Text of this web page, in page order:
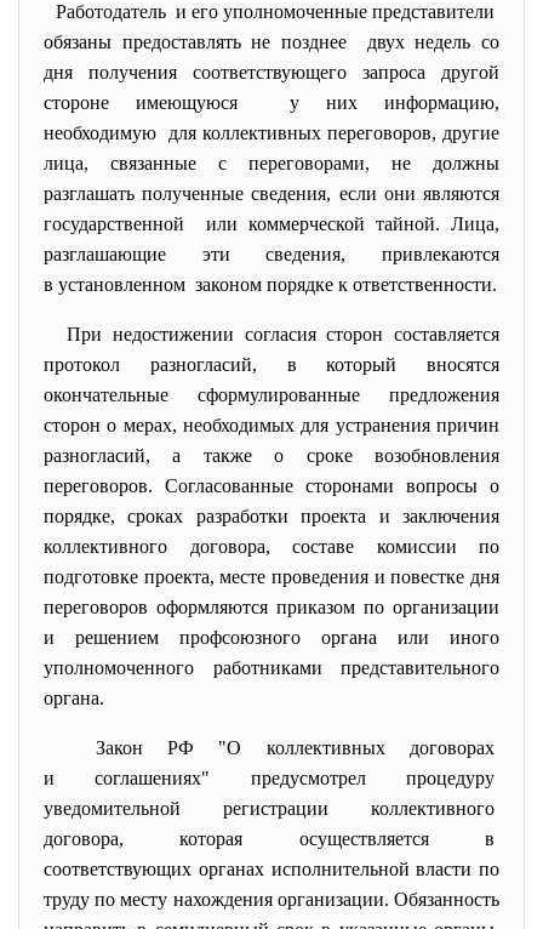
Работодатель и его уполномоченные представители
обязаны предоставлять не позднее двух недель со
дня получения соответствующего запроса другой
стороне имеющуюся у них информацию,
необходимую для коллективных переговоров, другие
лица, связанные с переговорами, не должны
разглашать полученные сведения, если они являются
государственной или коммерческой тайной. Лица,
разглашающие эти сведения, привлекаются
в установленном законом порядке к ответственности.
При недостижении согласия сторон составляется
протокол разногласий, в который вносятся
окончательные сформулированные предложения
сторон о мерах, необходимых для устранения причин
разногласий, а также о сроке возобновления
переговоров. Согласованные сторонами вопросы о
порядке, сроках разработки проекта и заключения
коллективного договора, составе комиссии по
подготовке проекта, месте проведения и повестке дня
переговоров оформляются приказом по организации
и решением профсоюзного органа или иного
уполномоченного работниками представительного
органа.
Закон РФ "О коллективных договорах
и соглашениях" предусмотрел процедуру
уведомительной регистрации коллективного
договора, которая осуществляется в
соответствующих органах исполнительной власти по
труду по месту нахождения организации. Обязанность